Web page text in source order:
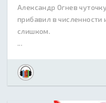
Александр Огнев
прибавил в
слишком.
...